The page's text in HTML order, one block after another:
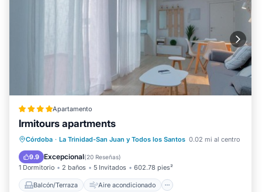
Apartamento
Irmitours apartments
Córdoba · La Trinidad-San Juan y Todos los Santos 0.02 mi al centro
9.9 Excepcional(20 Reseñas)
1 Dormitorio 2 baños 5 Invitados 602.78 pies²
Balcón/Terraza Aire acondicionado
Balcón/Terraza
Aire acondicionado
Internet
Apto para niños